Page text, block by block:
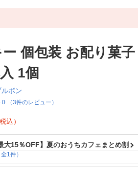
個包装 お配り菓
1個
ルボン
（3件のレビュー）
税込）
大15％OFF】夏のおうちカフェまとめ割
1件）